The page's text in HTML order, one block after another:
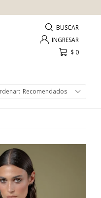
$ 0
Recomendados